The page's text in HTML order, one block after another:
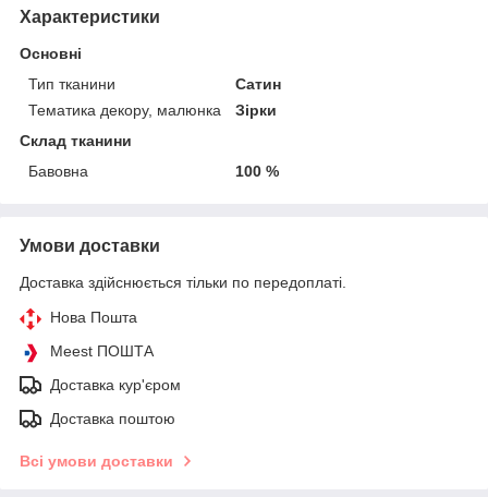
Характеристики
Основні
Тип тканини
Сатин
Тематика декору, малюнка
Зірки
Склад тканини
Бавовна
100 %
Умови доставки
Доставка здійснюється тільки по передоплаті.
Нова Пошта
Meest ПОШТА
Доставка кур'єром
Доставка поштою
Всі умови доставки